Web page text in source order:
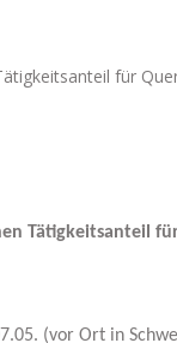
für
Tätigkeitsanteil
(vor Ort in